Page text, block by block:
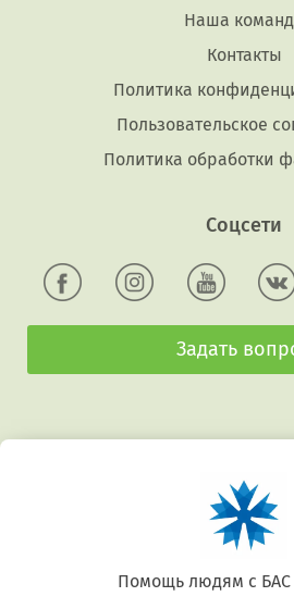
Наша
Контакты
Политика
Пользовательское
Политика обработки
Соцсети
Задать
Беларусь.